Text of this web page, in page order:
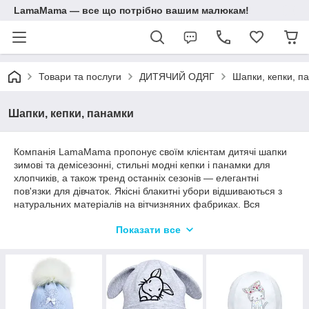
LamaMama — все що потрібно вашим малюкам!
Товари та послуги ДИТЯЧИЙ ОДЯГ Шапки, кепки,
Шапки, кепки, панамки
Компанія LamaMama пропонує своїм клієнтам дитячі шапки
зимові та демісезонні, стильні модні кепки і панамки для
хлопчиків, а також тренд останніх сезонів — елегантні
пов'язки для дівчаток. Якісні блакитні убори відшиваються з
натуральних матеріалів на вітчизняних фабриках. Вся
прекрасними характеристиками. У співвідношенні ціни та
Великий вибір дозволить підібрати модель навіть самому
вередливому покупцеві. З таким товаром ваша крихітка буде
не тільки захищена від холоду, вітру або палючого сонця, але
і підкорить всіх своїм стильним зовнішнім виглядом. У
Показати все